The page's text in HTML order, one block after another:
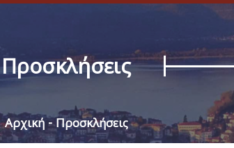
Προσκλήσεις
Αρχική Προσκλήσεις